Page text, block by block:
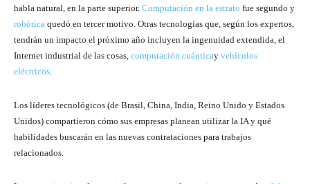
habla natural, en la parte superior. Computación en la estrato fue segundo y
robótica quedó en tercer motivo. Otras tecnologías que, según los expertos,
tendrán un impacto el próximo año incluyen la ingenuidad extendida, el
Internet industrial de las cosas, computación cuánticay vehículos
eléctricos.
Los líderes tecnológicos (de Brasil, China, India, Reino Unido y Estados
Unidos) compartieron cómo sus empresas planean utilizar la IA y qué
habilidades buscarán en las nuevas contrataciones para trabajos
relacionados.